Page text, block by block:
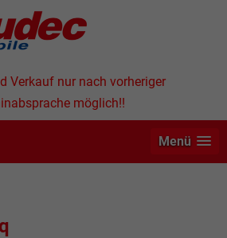
Verkauf nur nach vorheriger
möglich!!
Menü